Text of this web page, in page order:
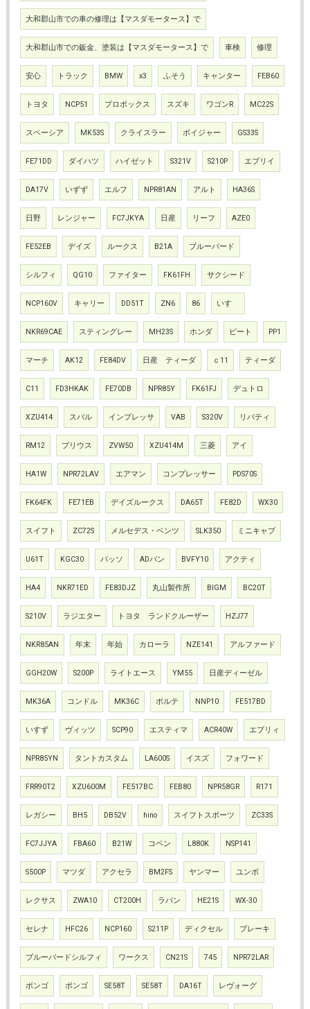
大和郡山市での車の修理は【マスダモータース】で
大和郡山市での鈑金、塗装は【マスダモータース】で 車検 修理
安心 トラック BMW x3 ふそう キャンター FEB60
トヨタ NCP51 プロボックス スズキ ワゴンR MC22S
スペーシア MK53S クライスラー ボイジャー GS33S
FE71DD ダイハツ ハイゼット S321V S210P エブリイ
DA17V いずず エルフ NPR81AN アルト HA36S
日野 レンジャー FC7JKYA 日産 リーフ AZE0
FE52EB デイズ ルークス B21A ブルーバード
シルフィ QG10 ファイター FK61FH サクシード
NCP160V キャリー DD51T ZN6 86 いすゞ
NKR69CAE スティングレー MH23S ホンダ ビート PP1
マーチ AK12 FE84DV 日産 ティーダ ｃ11 ティーダ
C11 FD3HKAK FE70DB NPR85Y FK61FJ デュトロ
XZU414 スバル インプレッサ VAB S320V リバティ
RM12 プリウス ZVW50 XZU414M 三菱 アイ
HA1W NPR72LAV エアマン コンプレッサー PDS70S
FK64FK FE71EB デイズルークス DA65T FE82D WX30
スイフト ZC72S メルセデス・ベンツ SLK350 ミニキャブ
U61T KGC30 パッソ ADバン BVFY10 アクティ
HA4 NKR71ED FE83DJZ 丸山製作所 BIGM BC20T
S210V ラジエター トヨタ ランドクルーザー HZJ77
NKR85AN 年末 年始 カローラ NZE141 アルファード
GGH20W S200P ライトエース YM55 日産ディーゼル
MK36A コンドル MK36C ポルテ NNP10 FE517BD
いすず ヴィッツ SCP90 エスティマ ACR40W エブリィ
NPR85YN タントカスタム LA600S イスズ フォワード
FRR90T2 XZU600M FE517BC FEB80 NPR58GR R171
レガシー BH5 DB52V hino スイフトスポーツ ZC33S
FC7JJYA FBA60 B21W コペン L880K NSP141
S500P マツダ アクセラ BM2FS ヤンマー ユンボ
レクサス ZWA10 CT200H ラパン HE21S WX-30
セレナ HFC26 NCP160 S211P ディクセル ブレーキ
ブルーバードシルフィ ワークス CN21S 745 NPR72LAR
ボンゴ ボンゴ SE58T SE58T DA16T レヴォーグ